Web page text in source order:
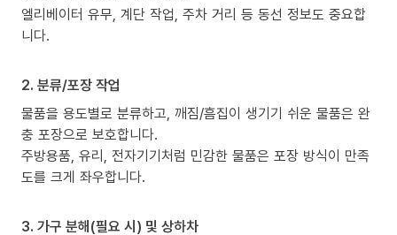
엘리베이터 유무, 계단 작업, 주차 거리 등 동선 정보도 중요합
니다.
2. 분류/포장 작업
물품을 용도별로 분류하고, 깨짐/흠집이 생기기 쉬운 물품은 완
충 포장으로 보호합니다.
주방용품, 유리, 전자기기처럼 민감한 물품은 포장 방식이 만족
도를 크게 좌우합니다.
3. 가구 분해(필요 시) 및 상하차